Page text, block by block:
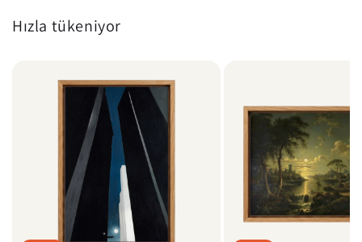
Hızla tükeniyor